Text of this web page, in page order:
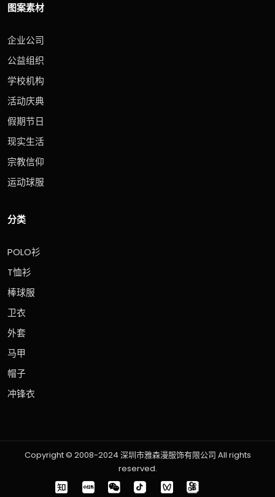
图案素材
企业公司
公益组织
学校机构
活动庆典
假期节日
现实生活
宗教信仰
运动球服
分类
POLO衫
T恤衫
棒球服
卫衣
外套
马甲
帽子
冲锋衣
Copyright © 2008-2024 深圳市雅森漫服饰有限公司 All rights
reserved.